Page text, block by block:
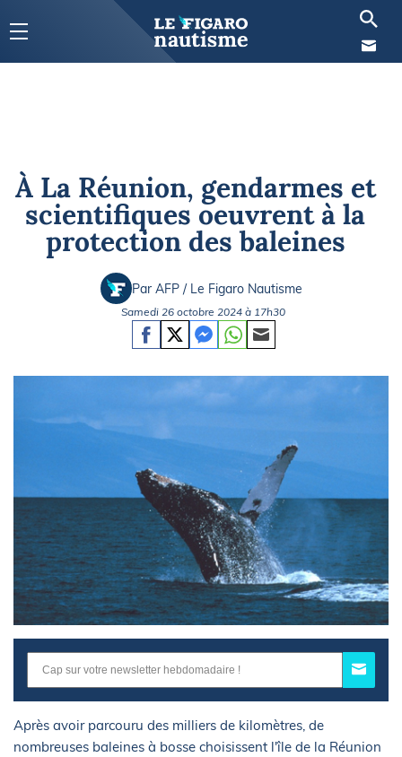
À La Réunion, gendarmes et
scientifiques oeuvrent à la
protection des baleines
Par AFP / Le Figaro Nautisme
Samedi 26 octobre 2024 à 17h30
Après avoir parcouru des milliers de kilomètres, de
nombreuses baleines à bosse choisissent l'île de la Réunion